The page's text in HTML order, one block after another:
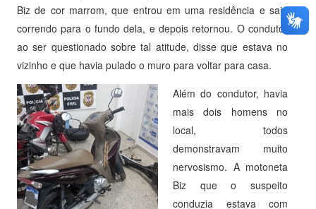
Biz de cor marrom, que entrou em uma residência e saiu
correndo para o fundo dela, e depois retornou. O condutor
ao ser questionado sobre tal atitude, disse que estava no
vizinho e que havia pulado o muro para voltar para casa.
Além do condutor, havia
mais dois homens no
local, todos
demonstravam muito
nervosismo. A motoneta
Biz que o suspeito
conduzia estava com